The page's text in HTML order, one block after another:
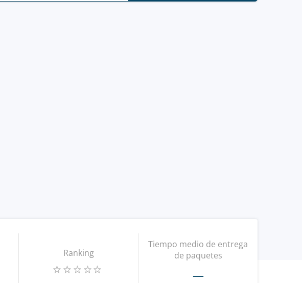
Ranking
Tiempo medio de entrega
de paquetes
—